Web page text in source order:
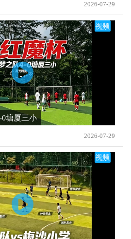
2026-07-29
视频
塘厦三小
2026-07-29
视频